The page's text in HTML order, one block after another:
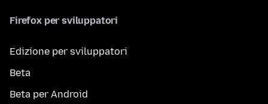
Firefox per sviluppatori
Edizione per sviluppatori
Beta
Beta per Android